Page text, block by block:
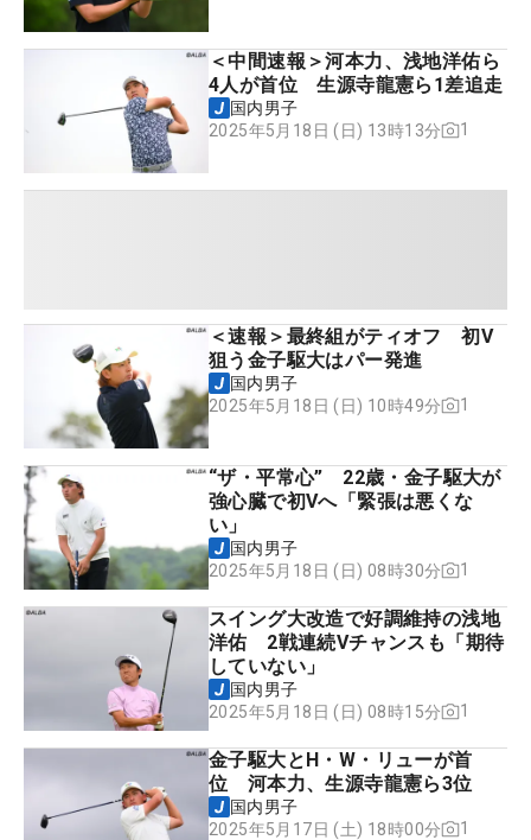
＜中間速報＞河本力、浅地洋佑ら
4人が首位 生源寺龍憲ら1差追走
国内男子
2025年5月18日 (日) 13時13分
1
＜速報＞最終組がティオフ 初V
狙う金子駆大はパー発進
国内男子
2025年5月18日 (日) 10時49分
1
“ザ・平常心” 22歳・金子駆大が
強心臓で初Vへ「緊張は悪くな
い」
国内男子
2025年5月18日 (日) 08時30分
1
スイング大改造で好調維持の浅地
洋佑 2戦連続Vチャンスも「期待
していない」
国内男子
2025年5月18日 (日) 08時15分
1
金子駆大とH・W・リューが首
位 河本力、生源寺龍憲ら3位
国内男子
2025年5月17日 (土) 18時00分
1